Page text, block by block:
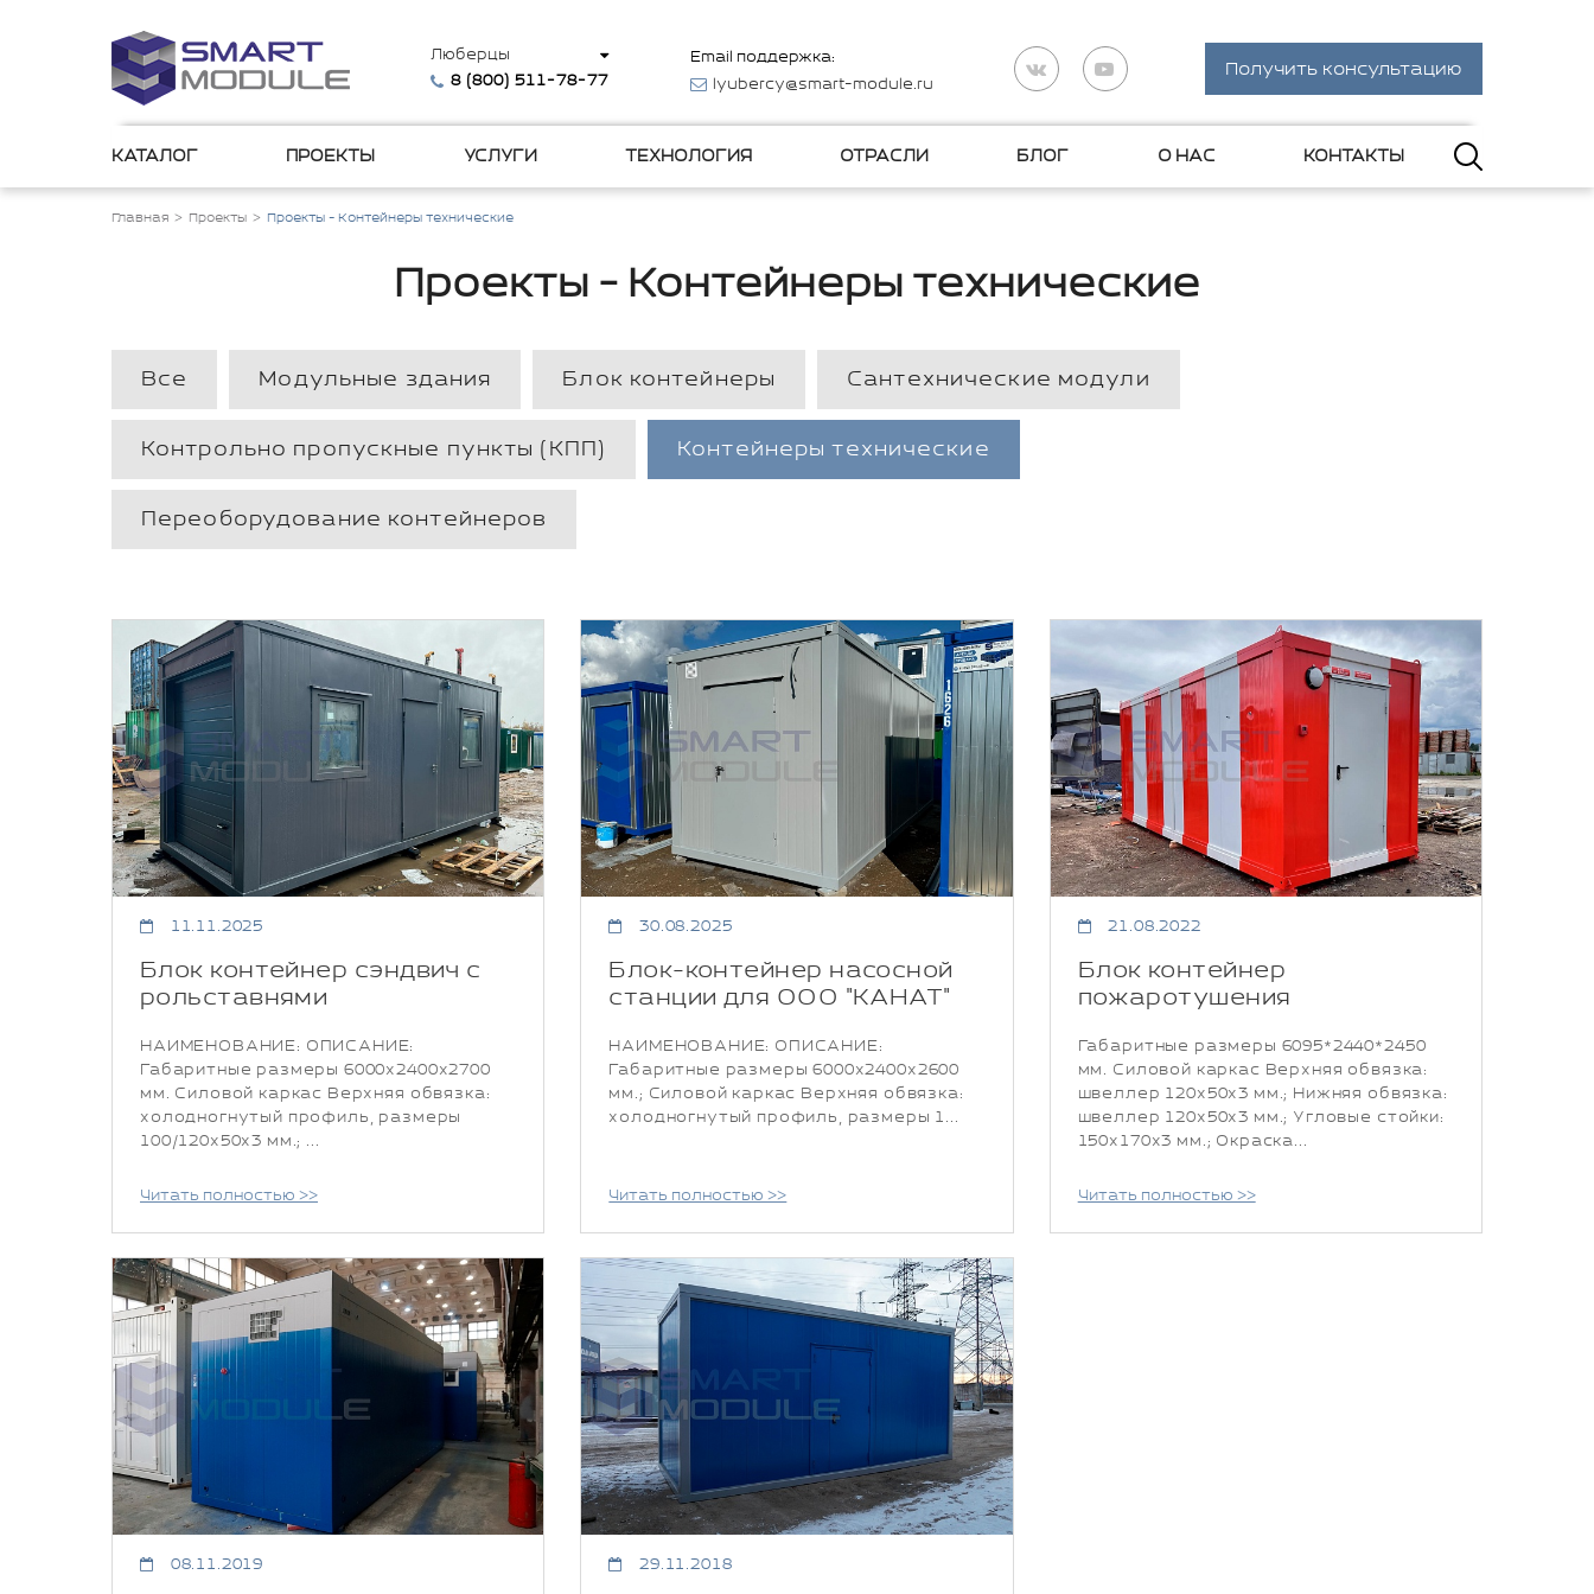
Люберцы
8 (800) 511-78-77
Email поддержка:
lyubercy@smart-module.ru
Получить консультацию
КАТАЛОГ ПРОЕКТЫ УСЛУГИ ТЕХНОЛОГИЯ ОТРАСЛИ БЛОГ О НАС КОНТАКТЫ
Главная Проекты Проекты - Контейнеры технические
Проекты - Контейнеры технические
Все Модульные здания Блок контейнеры Сантехнические модули
Контрольно пропускные пункты (КПП) Контейнеры технические
Переоборудование контейнеров
11.11.2025
Блок контейнер сэндвич с
рольставнями
НАИМЕНОВАНИЕ: ОПИСАНИЕ:
Габаритные размеры 6000х2400х2700
мм. Силовой каркас Верхняя обвязка:
холодногнутый профиль, размеры
100/120х50х3 мм.; ...
Читать полностью >>
30.08.2025
Блок-контейнер насосной
станции для ООО "КАНАТ"
НАИМЕНОВАНИЕ: ОПИСАНИЕ:
Габаритные размеры 6000x2400x2600
мм.; Силовой каркас Верхняя обвязка:
холодногнутый профиль, размеры 1...
Читать полностью >>
21.08.2022
Блок контейнер
пожаротушения
Габаритные размеры 6095*2440*2450
мм. Силовой каркас Верхняя обвязка:
швеллер 120х50х3 мм.; Нижняя обвязка:
швеллер 120х50х3 мм.; Угловые стойки:
150х170х3 мм.; Окраска...
Читать полностью >>
08.11.2019 29.11.2018